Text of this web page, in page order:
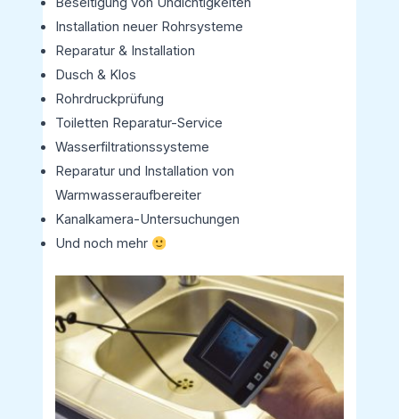
Installation neuer Rohrsysteme
Reparatur & Installation
Dusch & Klos
Rohrdruckprüfung
Toiletten Reparatur-Service
Wasserfiltrationssysteme
Reparatur und Installation von
Warmwasseraufbereiter
Kanalkamera-Untersuchungen
Und noch mehr